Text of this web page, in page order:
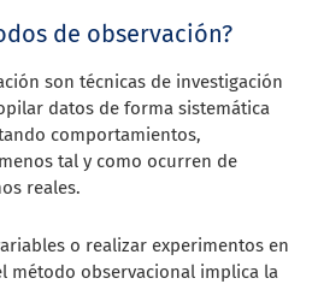
de observación?
son técnicas de investigación
datos de forma sistemática
comportamientos,
tal y como ocurren de
reales.
o realizar experimentos en
método observacional implica la